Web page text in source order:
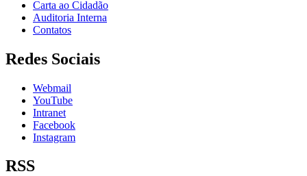
Carta ao Cidadão
Auditoria Interna
Contatos
Redes Sociais
Webmail
YouTube
Intranet
Facebook
Instagram
RSS